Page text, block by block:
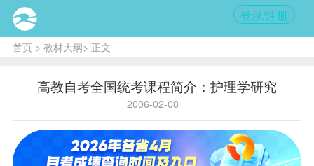
登录/注册
首页> 教材大纲> 正文
高教自考全国统考课程简介：护理学研究
2006-02-08